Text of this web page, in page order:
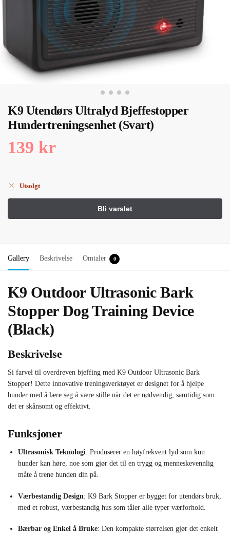
K9 Utendørs Ultralyd Bjeffestopper
Hundertreningsenhet (Svart)
139 kr
Utsolgt
Gallery Beskrivelse Omtaler 0
K9 Outdoor Ultrasonic Bark
Stopper Dog Training Device
(Black)
Beskrivelse
Si farvel til overdreven bjeffing med K9 Outdoor Ultrasonic Bark
Stopper! Dette innovative treningsverktøyet er designet for å hjelpe
hunder med å lære seg å være stille når det er nødvendig, samtidig som
det er skånsomt og effektivt.
Funksjoner
Ultrasonisk Teknologi: Produserer en høyfrekvent lyd som kun
hunder kan høre, noe som gjør det til en trygg og menneskevennlig
måte å trene hunden din på.
Værbestandig Design: K9 Bark Stopper er bygget for utendørs bruk,
med et robust, værbestandig hus som tåler alle typer værforhold.
Bærbar og Enkel å Bruke: Den kompakte størrelsen gjør det enkelt